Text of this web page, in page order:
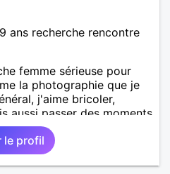
ans recherche rencontre
femme sérieuse pour
la photographie que je
j'aime bricoler,
aussi passer des moments
ou une série avec un
à découvrir.
le profil